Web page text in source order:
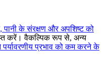
के संरक्षण और अपशिष्ट को
करें। वैकल्पिक रूप से, अन्य
प्रभाव को कम करने के